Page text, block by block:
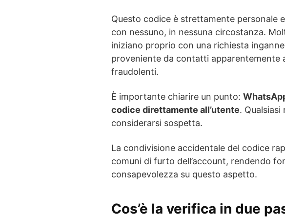
Questo codice è strettamente personale
con nessuno, in nessuna circostanza.
iniziano proprio con una richiesta
proveniente da contatti apparentemente
fraudolenti.
È importante chiarire un punto:
codice direttamente all’utente. Qualsiasi
considerarsi sospetta.
La condivisione accidentale del codice
comuni di furto dell’account, rendendo
consapevolezza su questo aspetto.
Cos’è la verifica in due